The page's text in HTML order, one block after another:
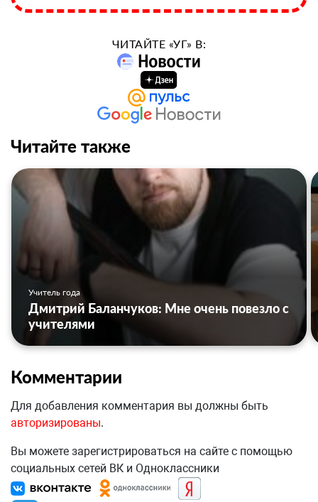
ЧИТАЙТЕ «УГ» В:
Читайте также
Учитель года
Дмитрий Баланчуков: Мне очень повезло с
учителями
Комментарии
Для добавления комментария вы должны быть
авторизированы.
Вы можете зарегистрироваться на сайте с помощью
социальных сетей ВК и Одноклассники